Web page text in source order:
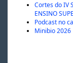
Cortes do IV
ENSINO
Podcast no
Minibio 2026